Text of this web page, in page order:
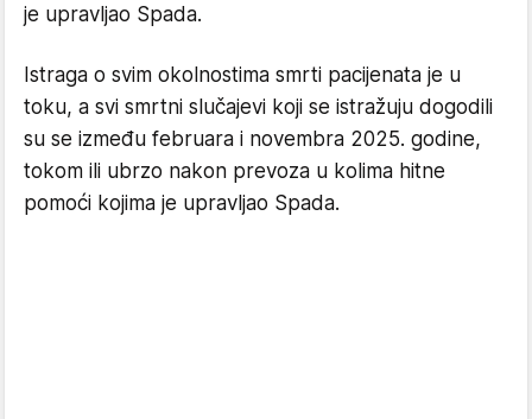
je upravljao Spada.
Istraga o svim okolnostima smrti pacijenata je u
toku, a svi smrtni slučajevi koji se istražuju dogodili
su se između februara i novembra 2025. godine,
tokom ili ubrzo nakon prevoza u kolima hitne
pomoći kojima je upravljao Spada.